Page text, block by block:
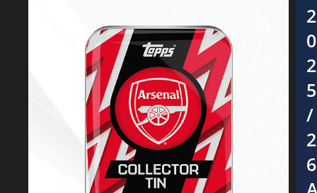
2
0
2
5
/
2
6